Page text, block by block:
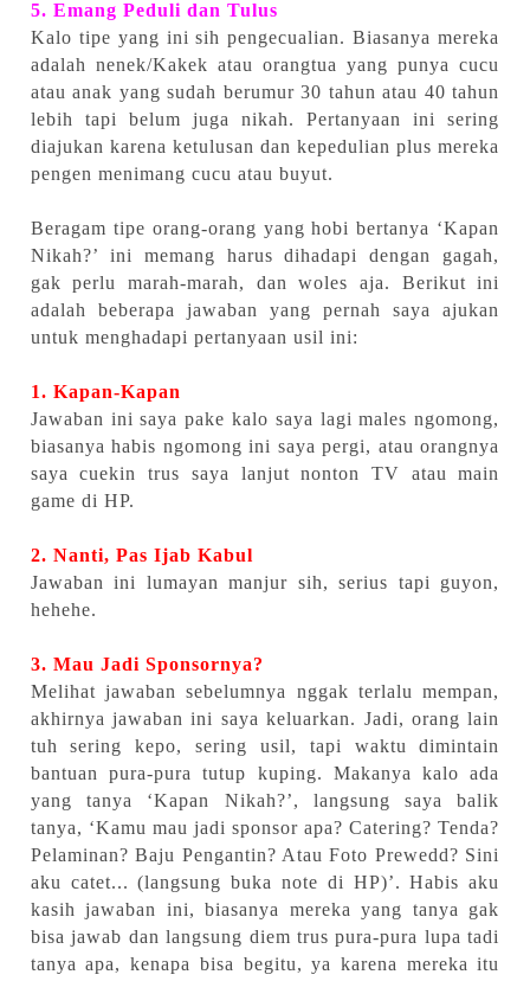
5. Emang Peduli dan Tulus
Kalo tipe yang ini sih pengecualian. Biasanya mereka
adalah nenek/Kakek atau orangtua yang punya cucu
atau anak yang sudah berumur 30 tahun atau 40 tahun
lebih tapi belum juga nikah. Pertanyaan ini sering
diajukan karena ketulusan dan kepedulian plus mereka
pengen menimang cucu atau buyut.
Beragam tipe orang-orang yang hobi bertanya ‘Kapan
Nikah?’ ini memang harus dihadapi dengan gagah,
gak perlu marah-marah, dan woles aja. Berikut ini
adalah beberapa jawaban yang pernah saya ajukan
untuk menghadapi pertanyaan usil ini:
1. Kapan-Kapan
Jawaban ini saya pake kalo saya lagi males ngomong,
biasanya habis ngomong ini saya pergi, atau orangnya
saya cuekin trus saya lanjut nonton TV atau main
game di HP.
2. Nanti, Pas Ijab Kabul
Jawaban ini lumayan manjur sih, serius tapi guyon,
hehehe.
3. Mau Jadi Sponsornya?
Melihat jawaban sebelumnya nggak terlalu mempan,
akhirnya jawaban ini saya keluarkan. Jadi, orang lain
tuh sering kepo, sering usil, tapi waktu dimintain
bantuan pura-pura tutup kuping. Makanya kalo ada
yang tanya ‘Kapan Nikah?’, langsung saya balik
tanya, ‘Kamu mau jadi sponsor apa? Catering? Tenda?
Pelaminan? Baju Pengantin? Atau Foto Prewedd? Sini
aku catet... (langsung buka note di HP)’. Habis aku
kasih jawaban ini, biasanya mereka yang tanya gak
bisa jawab dan langsung diem trus pura-pura lupa tadi
tanya apa, kenapa bisa begitu, ya karena mereka itu